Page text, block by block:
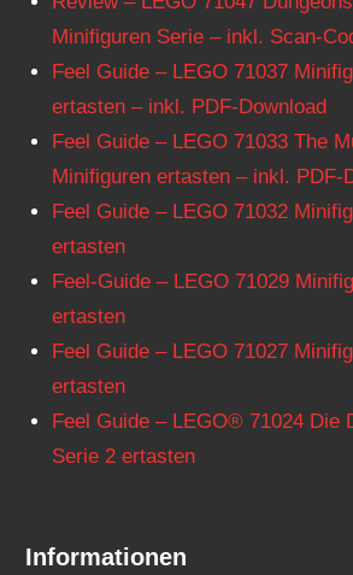
Minifiguren Serie – inkl. Scan-
Feel Guide – LEGO 71037
ertasten – inkl. PDF-Download
Feel Guide – LEGO 71033 The
Minifiguren ertasten – inkl. PDF-
Feel Guide – LEGO 71032
ertasten
Feel-Guide – LEGO 71029
ertasten
Feel Guide – LEGO 71027
ertasten
Feel Guide – LEGO® 71024 Die
Serie 2 ertasten
Informationen